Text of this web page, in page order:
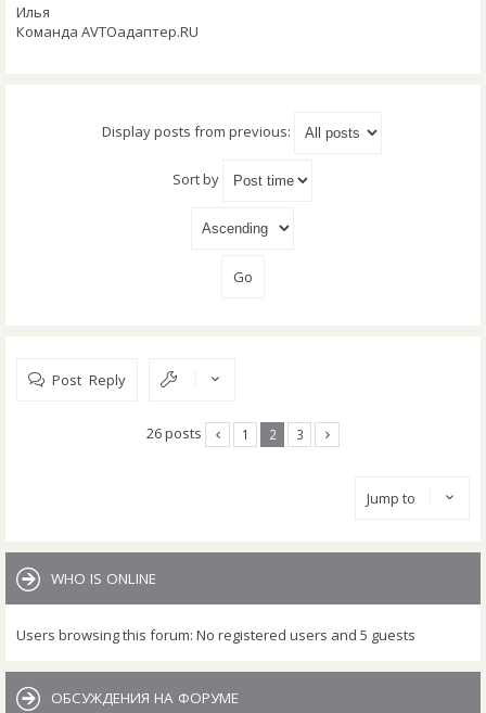
Илья
Команда AVTOадаптер.RU
Display posts from previous:
Sort by
Post Reply
26 posts 1 2 3
Jump to
WHO IS ONLINE
Users browsing this forum: No registered users and 5 guests
ОБСУЖДЕНИЯ НА ФОРУМЕ